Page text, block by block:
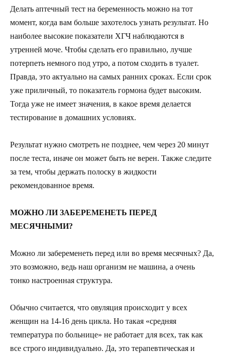
Делать аптечный тест на беременность можно на тот
момент, когда вам больше захотелось узнать результат. Но
наиболее высокие показатели ХГЧ наблюдаются в
утренней моче. Чтобы сделать его правильно, лучше
потерпеть немного под утро, а потом сходить в туалет.
Правда, это актуально на самых ранних сроках. Если срок
уже приличный, то показатель гормона будет высоким.
Тогда уже не имеет значения, в какое время делается
тестирование в домашних условиях.
Результат нужно смотреть не позднее, чем через 20 минут
после теста, иначе он может быть не верен. Также следите
за тем, чтобы держать полоску в жидкости
рекомендованное время.
МОЖНО ЛИ ЗАБЕРЕМЕНЕТЬ ПЕРЕД
МЕСЯЧНЫМИ?
Можно ли забеременеть перед или во время месячных? Да,
это возможно, ведь наш организм не машина, а очень
тонко настроенная структура.
Обычно считается, что овуляция происходит у всех
женщин на 14-16 день цикла. Но такая «средняя
температура по больнице» не работает для всех, так как
все строго индивидуально. Да, это терапевтическая и